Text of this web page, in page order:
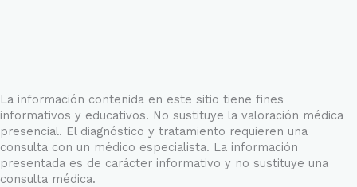
La información contenida en este sitio tiene fines
informativos y educativos. No sustituye la valoración médica
presencial. El diagnóstico y tratamiento requieren una
consulta con un médico especialista. La información
presentada es de carácter informativo y no sustituye una
consulta médica.